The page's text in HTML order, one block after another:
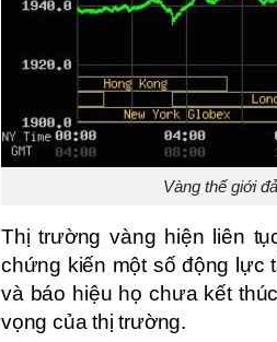
Vàng thế giới
Thị trường vàng hiện liên
chứng kiến một số động lực
và báo hiệu họ chưa kết
vọng của thị trường.